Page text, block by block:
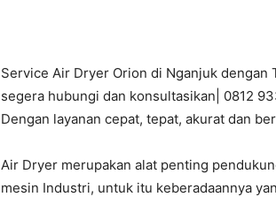
PT.
Hasta
Service Air Dryer Orion di Nganjuk
segera hubungi dan konsultasikan| 0812
Dengan layanan cepat, tepat, akurat dan
Air Dryer merupakan alat penting
mesin Industri, untuk itu keberadaannya